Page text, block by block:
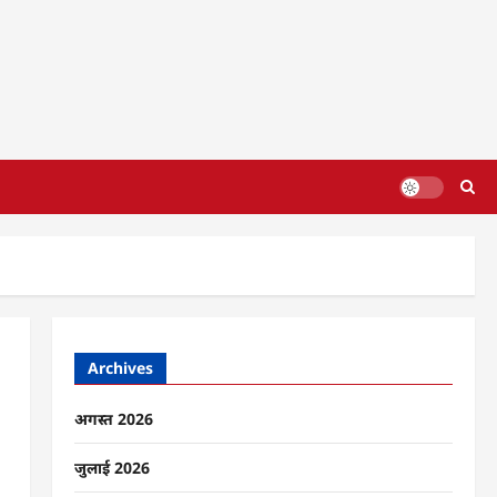
Archives
अगस्त 2026
जुलाई 2026